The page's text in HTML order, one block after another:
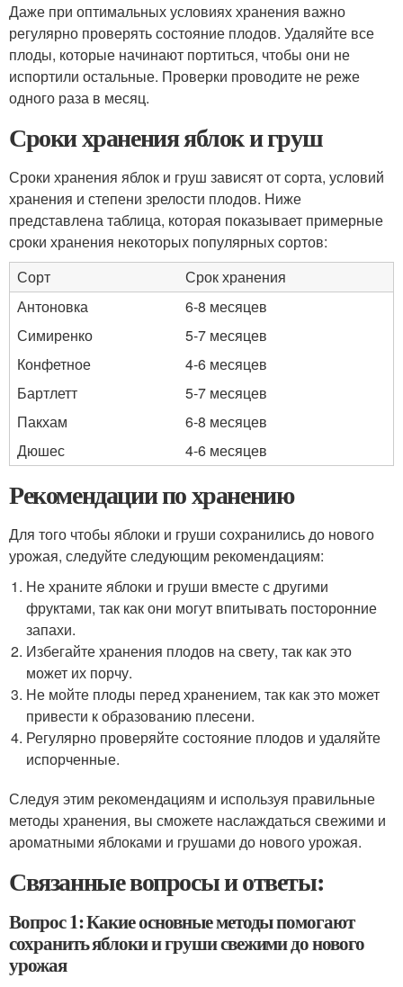
Даже при оптимальных условиях хранения важно
регулярно проверять состояние плодов. Удаляйте все
плоды, которые начинают портиться, чтобы они не
испортили остальные. Проверки проводите не реже
одного раза в месяц.
Сроки хранения яблок и груш
Сроки хранения яблок и груш зависят от сорта, условий
хранения и степени зрелости плодов. Ниже
представлена таблица, которая показывает примерные
сроки хранения некоторых популярных сортов:
Сорт
Срок хранения
Антоновка
6-8 месяцев
Симиренко
5-7 месяцев
Конфетное
4-6 месяцев
Бартлетт
5-7 месяцев
Пакхам
6-8 месяцев
Дюшес
4-6 месяцев
Рекомендации по хранению
Для того чтобы яблоки и груши сохранились до нового
урожая, следуйте следующим рекомендациям:
Не храните яблоки и груши вместе с другими
фруктами, так как они могут впитывать посторонние
запахи.
Избегайте хранения плодов на свету, так как это
может их порчу.
Не мойте плоды перед хранением, так как это может
привести к образованию плесени.
Регулярно проверяйте состояние плодов и удаляйте
испорченные.
Следуя этим рекомендациям и используя правильные
методы хранения, вы сможете наслаждаться свежими и
ароматными яблоками и грушами до нового урожая.
Связанные вопросы и ответы:
Вопрос 1: Какие основные методы помогают
сохранить яблоки и груши свежими до нового
урожая